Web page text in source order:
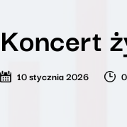
Koncert
10 stycznia 2026